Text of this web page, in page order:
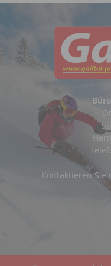
Kontaktieren Sie